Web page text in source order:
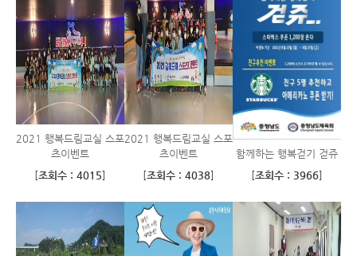
2021 행복드림교실 스포
츠이벤트
[조회수 : 4015]
2021 행복드림교실 스포
츠이벤트
[조회수 : 4038]
함께하는 행복걷기 걷쥬
[조회수 : 3966]